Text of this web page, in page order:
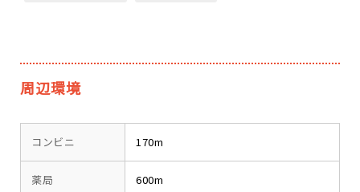
周辺環境
コンビニ 170m
薬局 600m